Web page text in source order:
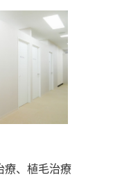
療、植毛治療